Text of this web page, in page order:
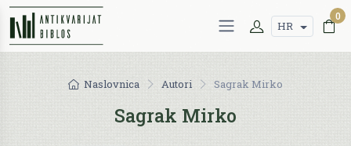
HR
0
Naslovnica Autori Sagrak Mirko
Sagrak Mirko